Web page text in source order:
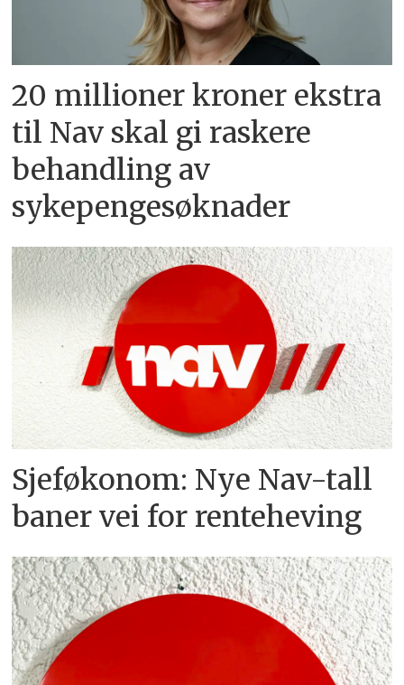
20 millioner kroner ekstra
til Nav skal gi raskere
behandling av
sykepengesøknader
Sjeføkonom: Nye Nav-tall
baner vei for renteheving